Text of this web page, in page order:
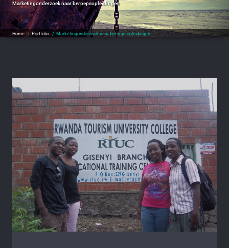
Marketingonderzoek naar beroepsopleidingen
Home / Portfolio/ Marketingonderzoek naar beroepsopleidingen